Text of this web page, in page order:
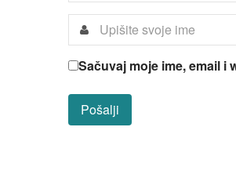
Sačuvaj moje ime, email i